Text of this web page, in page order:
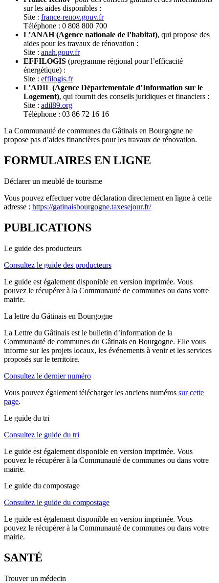
sur les aides disponibles :
Site : france-renov.gouv.fr
Téléphone : 0 808 800 700
L’ANAH (Agence nationale de l’habitat), qui propose des
aides pour les travaux de rénovation :
Site : anah.gouv.fr
EFFILOGIS (programme régional pour l’efficacité
énergétique) :
Site : effilogis.fr
L’ADIL (Agence Départementale d’Information sur le
Logement), qui fournit des conseils juridiques et financiers :
Site : adil89.org
Téléphone : 03 86 72 16 16
La Communauté de communes du Gâtinais en Bourgogne ne
propose pas d’aides financières pour les travaux de rénovation.
FORMULAIRES EN LIGNE
Déclarer un meublé de tourisme
Vous pouvez effectuer votre déclaration directement en ligne à cette
adresse : https://gatinaisbourgogne.taxesejour.fr/
PUBLICATIONS
Le guide des producteurs
Consultez le guide des producteurs
Le guide est également disponible en version imprimée. Vous
pouvez le récupérer à la Communauté de communes ou dans votre
mairie.
La lettre du Gâtinais en Bourgogne
La Lettre du Gâtinais est le bulletin d’information de la
Communauté de communes du Gâtinais en Bourgogne. Elle vous
informe sur les projets locaux, les événements à venir et les services
proposés sur le territoire.
Consultez le dernier numéro
Vous pouvez également télécharger les anciens numéros sur cette
page.
Le guide du tri
Consultez le guide du tri
Le guide est également disponible en version imprimée. Vous
pouvez le récupérer à la Communauté de communes ou dans votre
mairie.
Le guide du compostage
Consultez le guide du compostage
Le guide est également disponible en version imprimée. Vous
pouvez le récupérer à la Communauté de communes ou dans votre
mairie.
SANTÉ
Trouver un médecin